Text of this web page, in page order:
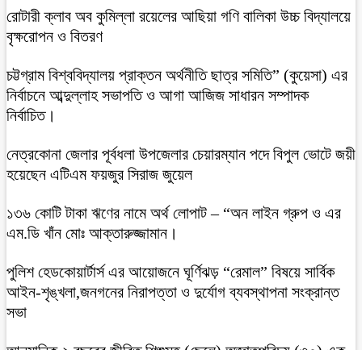
রোটারী ক্লাব অব কুমিল্লা রয়েলের আছিয়া গণি বালিকা উচ্চ বিদ্যালয়ে
বৃক্ষরোপন ও বিতরণ
চট্টগ্রাম বিশ্ববিদ্যালয় প্রাক্তন অর্থনীতি ছাত্র সমিতি” (কুয়েসা) এর
নির্বাচনে আব্দুল্লাহ সভাপতি ও আগা আজিজ সাধারন সম্পাদক
নির্বাচিত।
নেত্রকোনা জেলার পূর্বধলা উপজেলার চেয়ারম্যান পদে বিপুল ভোটে জয়ী
হয়েছেন এটিএম ফয়জুর সিরাজ জুয়েল
১৩৬ কোটি টাকা ঋণের নামে অর্থ লোপাট – “অন লাইন গ্রুপ ও এর
এম.ডি খাঁন মোঃ আক্তারুজ্জামান।
পুলিশ হেডকোয়ার্টার্স এর আয়োজনে ঘূর্ণিঝড় “রেমাল” বিষয়ে সার্বিক
আইন-শৃঙ্খলা,জনগনের নিরাপত্তা ও দুর্যোগ ব্যবস্থাপনা সংক্রান্ত
সভা